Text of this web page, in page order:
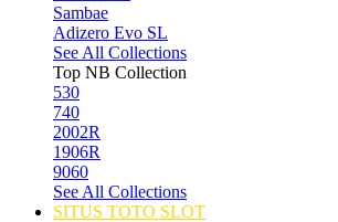
Sambae
Adizero Evo SL
See All Collections
Top NB Collection
530
740
2002R
1906R
9060
See All Collections
SITUS TOTO SLOT